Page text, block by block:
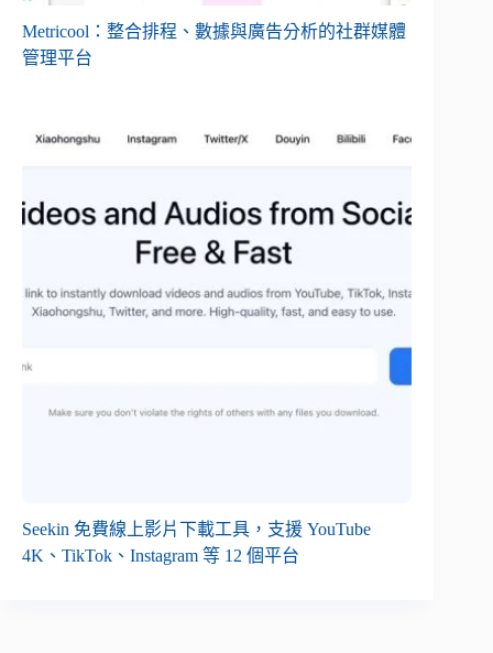
Metricool：整合排程、數據與廣告分析的社群媒體
管理平台
Seekin 免費線上影片下載工具，支援 YouTube
4K、TikTok、Instagram 等 12 個平台